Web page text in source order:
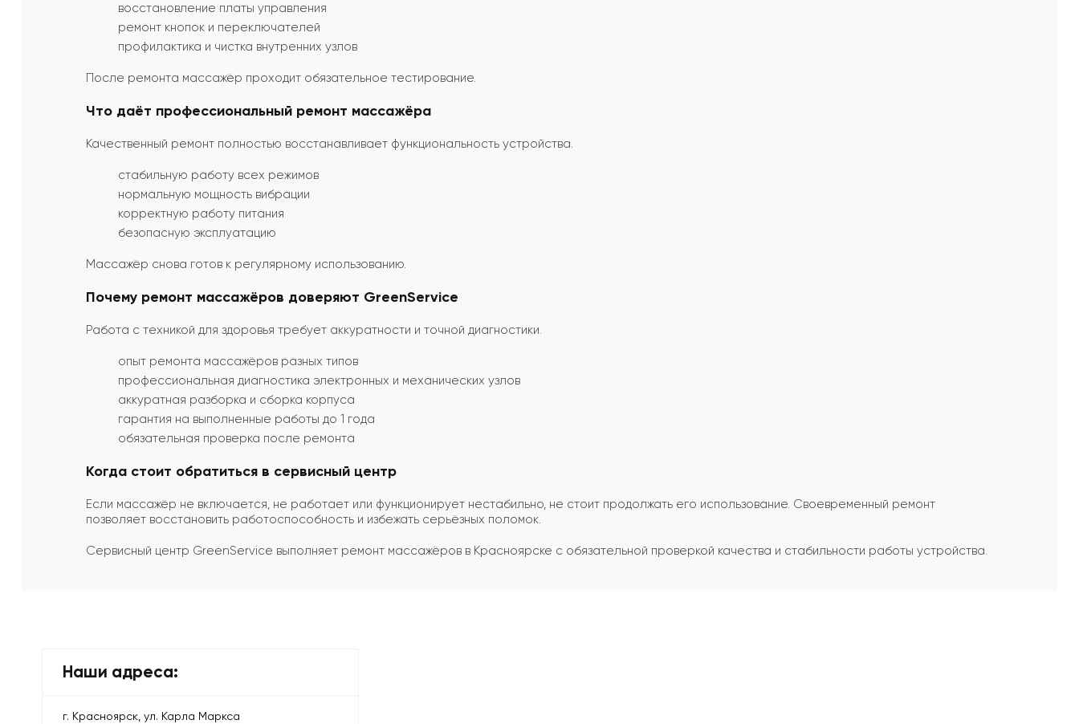
восстановление платы управления
ремонт кнопок и переключателей
профилактика и чистка внутренних узлов
После ремонта массажёр проходит обязательное тестирование.
Что даёт профессиональный ремонт массажёра
Качественный ремонт полностью восстанавливает функциональность устройства.
стабильную работу всех режимов
нормальную мощность вибрации
корректную работу питания
безопасную эксплуатацию
Массажёр снова готов к регулярному использованию.
Почему ремонт массажёров доверяют GreenService
Работа с техникой для здоровья требует аккуратности и точной диагностики.
опыт ремонта массажёров разных типов
профессиональная диагностика электронных и механических узлов
аккуратная разборка и сборка корпуса
гарантия на выполненные работы до 1 года
обязательная проверка после ремонта
Когда стоит обратиться в сервисный центр
Если массажёр не включается, не работает или функционирует нестабильно, не стоит продолжать его использование. Своевременный ремонт
позволяет восстановить работоспособность и избежать серьёзных поломок.
Сервисный центр GreenService выполняет ремонт массажёров в Красноярске с обязательной проверкой качества и стабильности работы устройства.
Наши адреса:
г. Красноярск, ул. Карла Маркса